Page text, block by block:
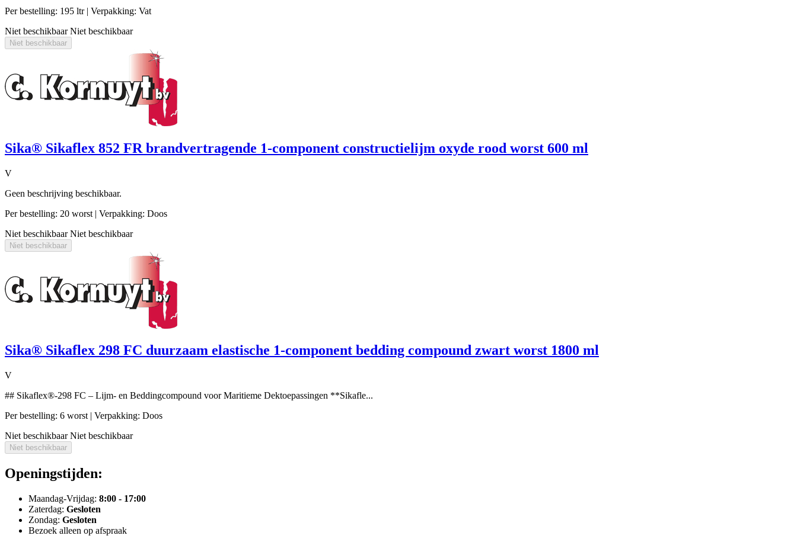
Per bestelling: 195 ltr | Verpakking: Vat
Niet beschikbaarNiet beschikbaar
Niet beschikbaar
Sika® Sikaflex 852 FR brandvertragende 1-component constructielijm oxyde rood worst 600 ml
V
Geen beschrijving beschikbaar.
Per bestelling: 20 worst | Verpakking: Doos
Niet beschikbaarNiet beschikbaar
Niet beschikbaar
Sika® Sikaflex 298 FC duurzaam elastische 1-component bedding compound zwart worst 1800 ml
V
## Sikaflex®-298 FC – Lijm- en Beddingcompound voor Maritieme Dektoepassingen **Sikafle...
Per bestelling: 6 worst | Verpakking: Doos
Niet beschikbaarNiet beschikbaar
Niet beschikbaar
Openingstijden:
Maandag-Vrijdag: 8:00 - 17:00
Zaterdag: Gesloten
Zondag: Gesloten
Bezoek alleen op afspraak